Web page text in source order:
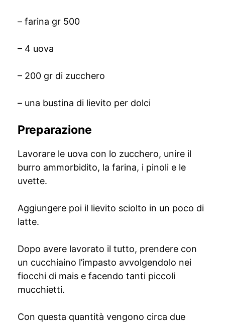
– farina gr 500
– 4 uova
– 200 gr di zucchero
– una bustina di lievito per dolci
Preparazione
Lavorare le uova con lo zucchero, unire il
burro ammorbidito, la farina, i pinoli e le
uvette.
Aggiungere poi il lievito sciolto in un poco di
latte.
Dopo avere lavorato il tutto, prendere con
un cucchiaino l’impasto avvolgendolo nei
fiocchi di mais e facendo tanti piccoli
mucchietti.
Con questa quantità vengono circa due